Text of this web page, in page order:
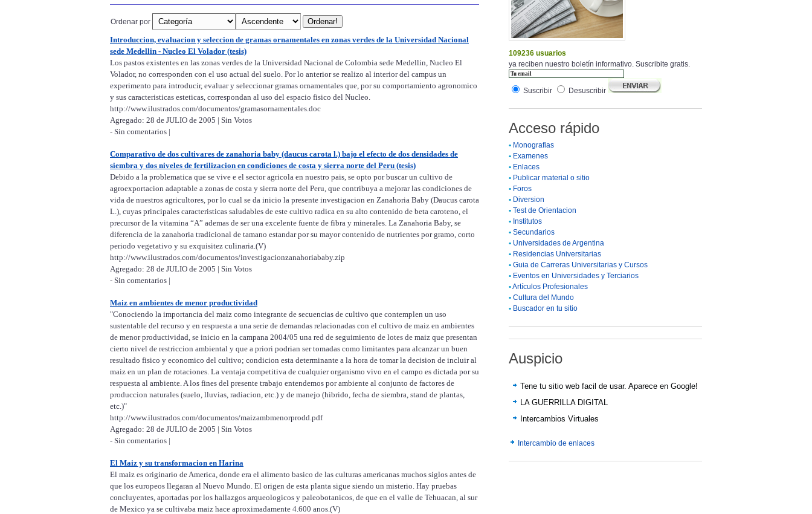
Ordenar por
Introduccion, evaluacion y seleccion de gramas ornamentales en zonas verdes de la Universidad Nacional
sede Medellin - Nucleo El Volador (tesis)
Los pastos existentes en las zonas verdes de la Universidad Nacional de Colombia sede Medellin, Nucleo El
Volador, no corresponden con el uso actual del suelo. Por lo anterior se realizo al interior del campus un
experimento para introducir, evaluar y seleccionar gramas ornamentales que, por su comportamiento agronomico
y sus caracteristicas esteticas, correspondan al uso del espacio fisico del Nucleo.
http://www.ilustrados.com/documentos/gramasornamentales.doc
Agregado: 28 de JULIO de 2005 | Sin Votos
- Sin comentarios |
Comparativo de dos cultivares de zanahoria baby (daucus carota l.) bajo el efecto de dos densidades de
siembra y dos niveles de fertilizacion en condiciones de costa y sierra norte del Peru (tesis)
Debido a la problematica que se vive e el sector agricola en nuestro pais, se opto por buscar un cultivo de
agroexportacion adaptable a zonas de costa y sierra norte del Peru, que contribuya a mejorar las condiciones de
vida de nuestros agricultores, por lo cual se da inicio la presente investigacion en Zanahoria Baby (Daucus carota
L.), cuyas principales caracteristicas saludables de este cultivo radica en su alto contenido de beta caroteno, el
precursor de la vitamina “A” ademas de ser una excelente fuente de fibra y minerales. La Zanahoria Baby, se
diferencia de la zanahoria tradicional de tamano estandar por su mayor contenido de nutrientes por gramo, corto
periodo vegetativo y su exquisitez culinaria.(V)
http://www.ilustrados.com/documentos/investigacionzanahoriababy.zip
Agregado: 28 de JULIO de 2005 | Sin Votos
- Sin comentarios |
Maiz en ambientes de menor productividad
"Conociendo la importancia del maiz como integrante de secuencias de cultivo que contemplen un uso
sustentable del recurso y en respuesta a una serie de demandas relacionadas con el cultivo de maiz en ambientes
de menor productividad, se inicio en la campana 2004/05 una red de seguimiento de lotes de maiz que presentan
cierto nivel de restriccion ambiental y que a priori podrian ser tomadas como limitantes para alcanzar un buen
resultado fisico y economico del cultivo; condicion esta determinante a la hora de tomar la decision de incluir al
maiz en un plan de rotaciones. La ventaja competitiva de cualquier organismo vivo en el campo es dictada por su
respuesta al ambiente. A los fines del presente trabajo entendemos por ambiente al conjunto de factores de
produccion naturales (suelo, lluvias, radiacion, etc.) y de manejo (hibrido, fecha de siembra, stand de plantas,
etc.)"
http://www.ilustrados.com/documentos/maizambmenorprodd.pdf
Agregado: 28 de JULIO de 2005 | Sin Votos
- Sin comentarios |
El Maiz y su transformacion en Harina
El maiz es originario de America, donde era el alimento basico de las culturas americanas muchos siglos antes de
que los europeos llegaran al Nuevo Mundo. El origen de esta planta sigue siendo un misterio. Hay pruebas
concluyentes, aportadas por los hallazgos arqueologicos y paleobotanicos, de que en el valle de Tehuacan, al sur
de Mexico ya se cultivaba maiz hace aproximadamente 4.600 anos.(V)
109236 usuarios
ya reciben nuestro boletín informativo. Suscribite gratis.
Suscribir Desuscribir
Acceso rápido
• Monografias
• Examenes
• Enlaces
• Publicar material o sitio
• Foros
• Diversion
• Test de Orientacion
• Institutos
• Secundarios
• Universidades de Argentina
• Residencias Universitarias
• Guia de Carreras Universitarias y Cursos
• Eventos en Universidades y Terciarios
•Artículos Profesionales
• Cultura del Mundo
• Buscador en tu sitio
Auspicio
Tene tu sitio web facil de usar. Aparece en Google!
LA GUERRILLA DIGITAL
Intercambios Virtuales
Intercambio de enlaces